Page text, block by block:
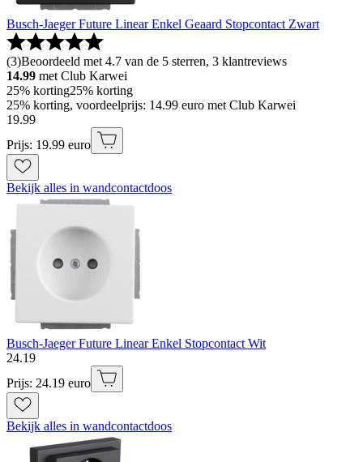
Busch-Jaeger Future Linear Enkel Geaard Stopcontact Zwart
(3)Beoordeeld met 4.7 van de 5 sterren, 3 klantreviews
14.99 met Club Karwei
25% korting25% korting
25% korting, voordeelprijs: 14.99 euro met Club Karwei
19.99
Prijs: 19.99 euro
Bekijk alles in wandcontactdoos
Busch-Jaeger Future Linear Enkel Stopcontact Wit
24.19
Prijs: 24.19 euro
Bekijk alles in wandcontactdoos